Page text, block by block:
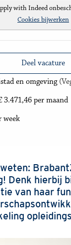
with Indeed
Cookies bijwerken
Deel vacature
en omgeving (
3.471,46 per maand
week
Denk hierbij
van haar